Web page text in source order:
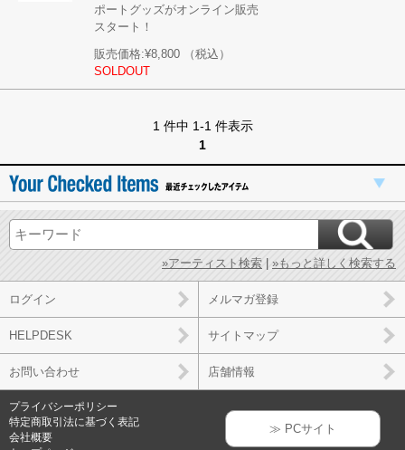
ポートグッズがオンライン販売
スタート！
販売価格:¥8,800
（税込）
SOLDOUT
1 件中 1-1 件表示
1
»アーティスト検索 | »もっと詳しく検索する
ログイン メルマガ登録
HELPDESK サイトマップ
お問い合わせ 店舗情報
プライバシーポリシー
特定商取引法に基づく表記
会社概要
≫ PCサイト